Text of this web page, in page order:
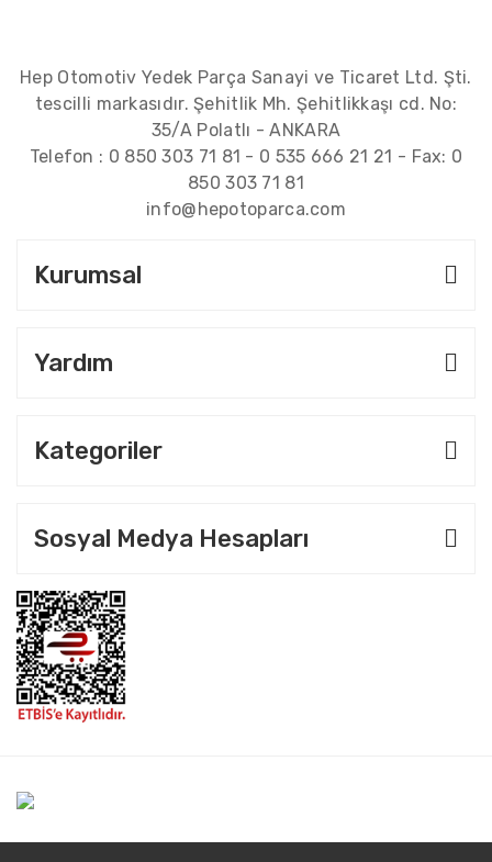
Hep Otomotiv Yedek Parça Sanayi ve Ticaret Ltd. Şti.
tescilli markasıdır. Şehitlik Mh. Şehitlikkaşı cd. No:
35/A Polatlı - ANKARA
Telefon : 0 850 303 71 81 - 0 535 666 21 21 - Fax: 0
850 303 71 81
info@hepotoparca.com
Kurumsal
Yardım
Kategoriler
Sosyal Medya Hesapları